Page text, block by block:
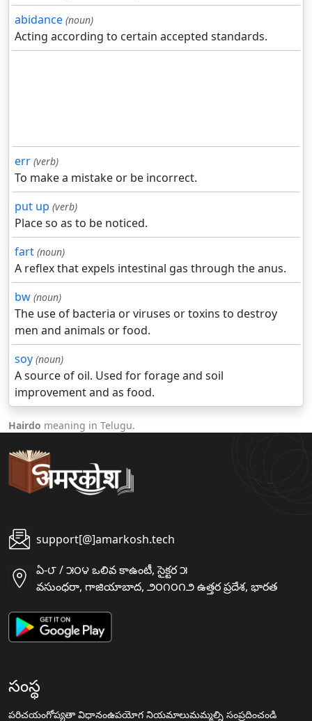
abidance (noun)
Acting according to certain accepted standards.
err (verb)
To make a mistake or be incorrect.
put up (verb)
Place so as to be noticed.
fart (noun)
A reflex that expels intestinal gas through the anus.
bw (noun)
The use of bacteria or viruses or toxins to destroy
men and animals or food.
soy (noun)
A source of oil. Used for forage and soil
improvement and as food.
Hairdo meaning in Telugu.
support[@]amarkosh.tech
ఏ-౮ / ౫౦౪ ఒలివ కాఉంటీ, సైక్టర ౫
వసుంధరా, గాజియాబాద, ౨౦౧౦౧౨ ఉత్తర ప్రదేశ, భారత
సంస్థ
పరిచయంగోప్యతా విధానంఉపయోగ నియమాలుమమ్మల్ని సంప్రదించండి